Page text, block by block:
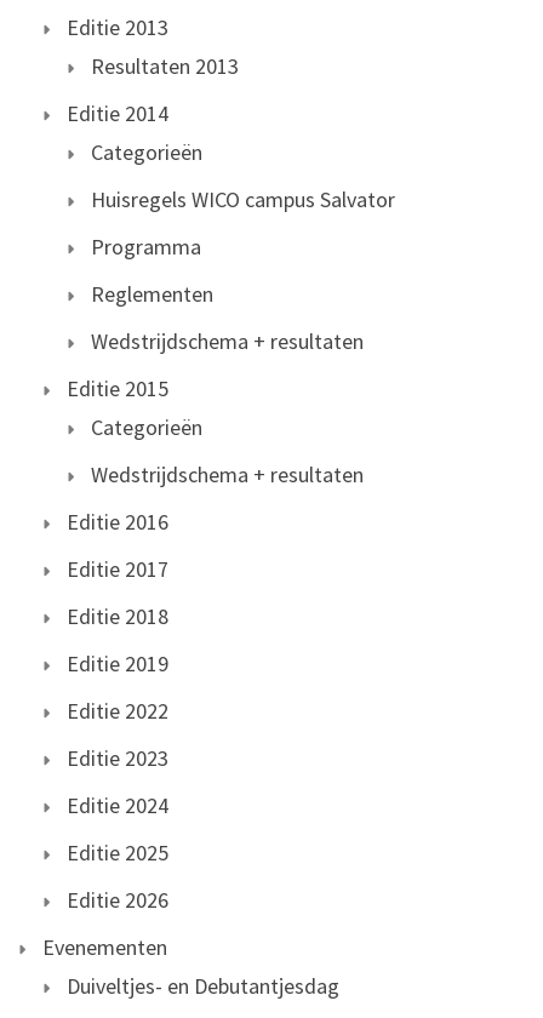
Editie 2013
Resultaten 2013
Editie 2014
Categorieën
Huisregels WICO campus Salvator
Programma
Reglementen
Wedstrijdschema + resultaten
Editie 2015
Categorieën
Wedstrijdschema + resultaten
Editie 2016
Editie 2017
Editie 2018
Editie 2019
Editie 2022
Editie 2023
Editie 2024
Editie 2025
Editie 2026
Evenementen
Duiveltjes- en Debutantjesdag